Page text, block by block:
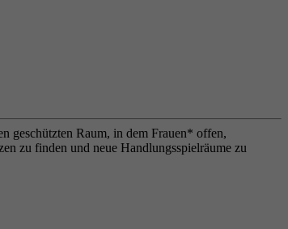
geschützten Raum, in dem Frauen* offen,
zu finden und neue Handlungsspielräume zu